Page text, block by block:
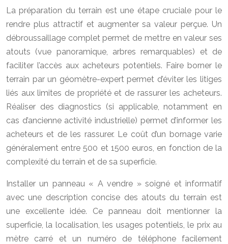
La préparation du terrain est une étape cruciale pour le
rendre plus attractif et augmenter sa valeur perçue. Un
débroussaillage complet permet de mettre en valeur ses
atouts (vue panoramique, arbres remarquables) et de
faciliter l’accès aux acheteurs potentiels. Faire borner le
terrain par un géomètre-expert permet d’éviter les litiges
liés aux limites de propriété et de rassurer les acheteurs.
Réaliser des diagnostics (si applicable, notamment en
cas d’ancienne activité industrielle) permet d’informer les
acheteurs et de les rassurer. Le coût d’un bornage varie
généralement entre 500 et 1500 euros, en fonction de la
complexité du terrain et de sa superficie.
Installer un panneau « A vendre » soigné et informatif
avec une description concise des atouts du terrain est
une excellente idée. Ce panneau doit mentionner la
superficie, la localisation, les usages potentiels, le prix au
mètre carré et un numéro de téléphone facilement